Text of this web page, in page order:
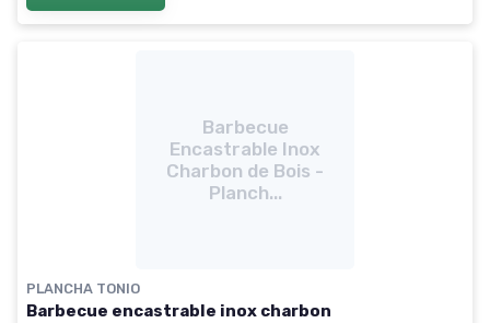
Barbecue
Encastrable Inox
Charbon de Bois -
Planch...
PLANCHA TONIO
Barbecue encastrable inox charbon